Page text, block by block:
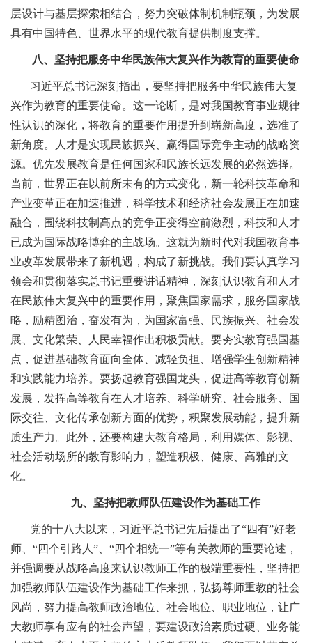
层设计与基层探索相结合，努力突破体制机制瓶颈，为发展
具有中国特色、世界水平的现代教育提供制度支撑。
八、坚持把服务中华民族伟大复兴作为教育的重要使命
习近平总书记深刻指出，要坚持把服务中华民族伟大复
兴作为教育的重要使命。这一论断，是对我国教育事业规律
性认识的深化，将教育的重要作用提升到崭新高度，选准了
新角度。人才是实现民族振兴、赢得国际竞争主动的战略资
源。优先发展教育是任何国家和民族长远发展的必然选择。
当前，世界正在以前所未有的方式变化，新一轮科技革命和
产业变革正在加速推进，科学技术和经济社会发展正在加速
融合，围绕科技制高点的竞争正变得空前激烈，科技和人才
已成为国际战略博弈的主战场。这就为新时代对我国教育事
业改革发展带来了新机遇，构成了新挑战。我们要认真学习
领会和贯彻落实总书记重要讲话精神，深刻认识教育和人才
在民族伟大复兴中的重要作用，聚焦国家需求，服务国家战
略，励精图治，奋发有为，为国家富强、民族振兴、社会发
展、文化繁荣、人民幸福作出积极贡献。要夯实教育强国基
点，促进基础教育面向全体、减轻负担、增强学生创新精神
和实践能力培养。要扬起教育强国龙头，促进高等教育创新
发展，发挥高等教育在人才培养、科学研究、社会服务、国
际交往、文化传承创新方面的优势，积聚发展动能，提升新
质生产力。此外，还要构建大教育格局，利用媒体、影视、
社会活动场所的教育影响力，塑造积极、健康、高雅的文
化。
九、坚持把教师队伍建设作为基础工作
党的十八大以来，习近平总书记先后提出了“四有”好老
师、“四个引路人”、“四个相统一”等有关教师的重要论述，
并强调要从战略高度来认识教师工作的极端重要性，坚持把
加强教师队伍建设作为基础工作来抓，弘扬尊师重教的社会
风尚，努力提高教师政治地位、社会地位、职业地位，让广
大教师享有应有的社会声望，要建设政治素质过硬、业务能